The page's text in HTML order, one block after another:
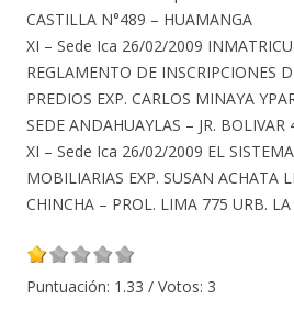
CASTILLA N°489 – HUAMANGA
XI – Sede Ica 26/02/2009
REGLAMENTO DE INSCRIPCIONES
PREDIOS EXP. CARLOS MINAYA
SEDE ANDAHUAYLAS – JR. BOLIVAR
XI – Sede Ica 26/02/2009 EL
MOBILIARIAS EXP. SUSAN ACHATA
CHINCHA – PROL. LIMA 775 URB.
Puntuación: 1.33 / Votos: 3